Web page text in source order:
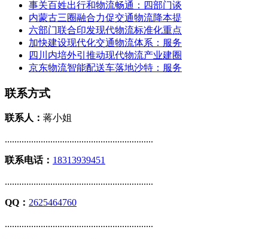
事关百姓出行和物流畅通：四部门谈
内蒙古三圈融合力促交通物流降本提
六部门联合印发现代物流标准化重点
加快建设现代化交通物流体系：服务
四川内培外引推动现代物流产业建圈
京东物流智能配送车落地沙特：服务
联系方式
联系人： 蒋小姐
..............................................................
联系电话： 18313939451
..............................................................
QQ： 2625464760
..............................................................